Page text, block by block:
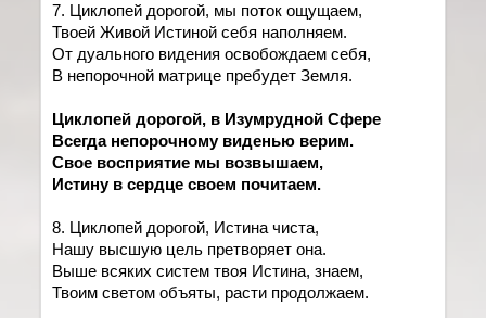
7. Циклопей дорогой, мы поток ощущаем,
Твоей Живой Истиной себя наполняем.
От дуального видения освобождаем себя,
В непорочной матрице пребудет Земля.
Циклопей дорогой, в Изумрудной Сфере
Всегда непорочному виденью верим.
Свое восприятие мы возвышаем,
Истину в сердце своем почитаем.
8. Циклопей дорогой, Истина чиста,
Нашу высшую цель претворяет она.
Выше всяких систем твоя Истина, знаем,
Твоим светом объяты, расти продолжаем.